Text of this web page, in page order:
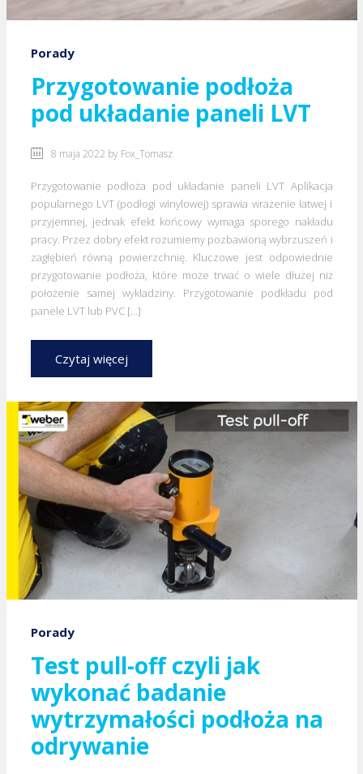
Porady
Przygotowanie podłoża
pod układanie paneli LVT
8 maja 2022 by Fox_Tomasz
Przygotowanie podłoża pod układanie paneli LVT Aplikacja
popularnego LVT (podłogi winylowej) sprawia wrażenie łatwej i
przyjemnej, jednak efekt końcowy wymaga sporego nakładu
pracy. Przez dobry efekt rozumiemy pozbawioną wybrzuszeń i
zagłębień równą powierzchnię. Kluczowe jest odpowiednie
przygotowanie podłoża, które może trwać o wiele dłużej niż
położenie samej wykładziny. Przygotowanie podkładu pod
panele LVT lub PVC […]
Czytaj więcej
Porady
Test pull-off czyli jak
wykonać badanie
wytrzymałości podłoża na
odrywanie